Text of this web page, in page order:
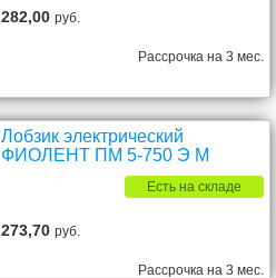
282,00руб.
Рассрочка на 3 мес.
Лобзик электрический
ФИОЛЕНТ ПМ 5-750 Э М
Есть на складе
273,70руб.
Рассрочка на 3 мес.